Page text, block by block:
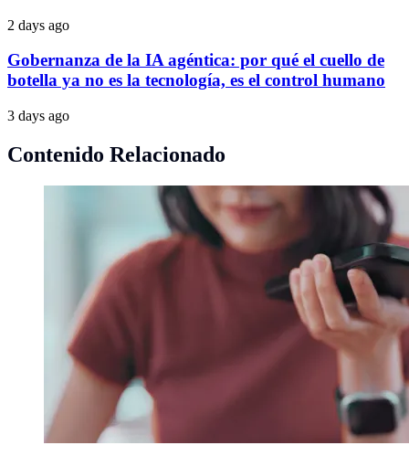
2 days ago
Gobernanza de la IA agéntica: por qué el cuello de
botella ya no es la tecnología, es el control humano
3 days ago
Contenido Relacionado